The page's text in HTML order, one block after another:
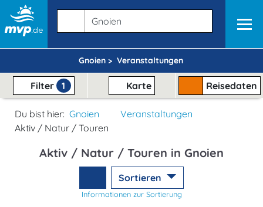
Gnoien > Veranstaltungen
Filter 1 Karte Reisedaten
Du bist hier: Gnoien
Veranstaltungen
Aktiv / Natur / Touren
Aktiv / Natur / Touren in Gnoien
Sortieren
Informationen zur Sortierung